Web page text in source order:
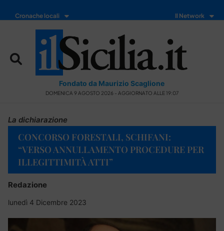
Cronache locali Il Network
Fondato da Maurizio Scaglione
DOMENICA 9 AGOSTO 2026 - AGGIORNATO ALLE 19:07
La dichiarazione
CONCORSO FORESTALI, SCHIFANI:
“VERSO ANNULLAMENTO PROCEDURE PER
ILLEGITTIMITÀ ATTI”
Redazione
lunedì 4 Dicembre 2023